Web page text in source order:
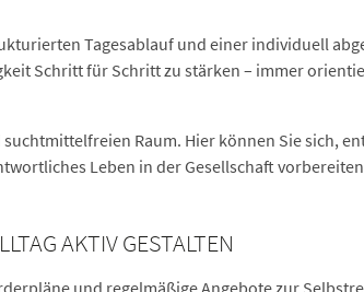
Tagesablauf und einer individuell
Schritt für Schritt zu stärken – immer
Raum. Hier können Sie sich,
Leben in der Gesellschaft
AKTIV GESTALTEN
und regelmäßige Angebote zur